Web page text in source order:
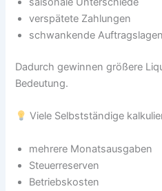
verspätete Zahlungen
schwankende Auftragslagen
Dadurch gewinnen größere
Bedeutung.
Viele Selbstständige
mehrere Monatsausgaben
Steuerreserven
Betriebskosten